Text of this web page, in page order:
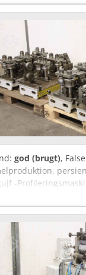
god (brugt),
-
5
-Vægt: 702 kg